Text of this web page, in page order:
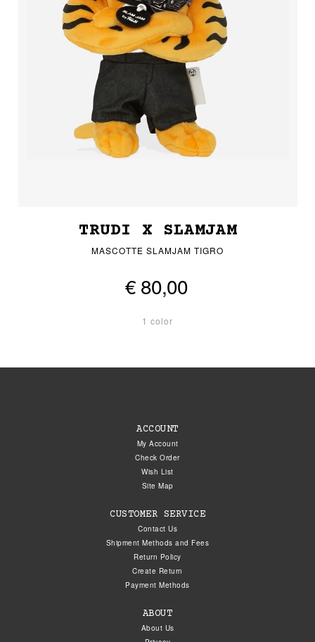
TRUDI X SLAMJAM
MASCOTTE SLAMJAM TIGRO
€ 80,00
1 color
ACCOUNT
My Account
Check Order
Wish List
Site Map
CUSTOMER SERVICE
Contact Us
Shipment Methods and Fees
Return Policy
Create Return
Payment Methods
ABOUT
About Us